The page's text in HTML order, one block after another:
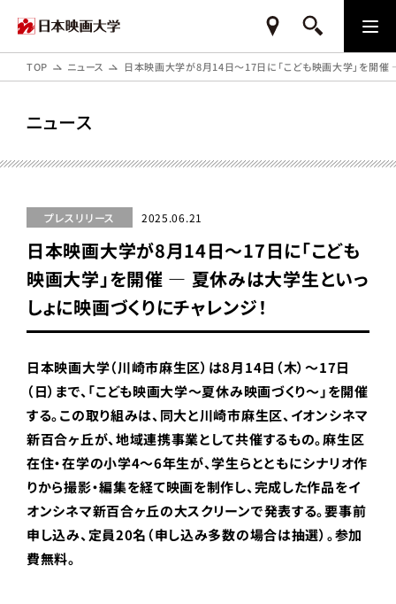
TOP ニュース 日本映画大学が8月14日～17日に「こども映画大学」を開催
ニュース
プレスリリース 2025.06.21
日本映画大学が8月14日～17日に「こども
映画大学」を開催 ― 夏休みは大学生といっ
しょに映画づくりにチャレンジ！
日本映画大学（川崎市麻生区）は8月14日（木）～17日
（日）まで、「こども映画大学～夏休み映画づくり～」を開催
する。この取り組みは、同大と川崎市麻生区、イオンシネマ
新百合ヶ丘が、地域連携事業として共催するもの。麻生区
在住・在学の小学4～6年生が、学生らとともにシナリオ作
りから撮影・編集を経て映画を制作し、完成した作品をイ
オンシネマ新百合ヶ丘の大スクリーンで発表する。要事前
申し込み、定員20名（申し込み多数の場合は抽選）。参加
費無料。